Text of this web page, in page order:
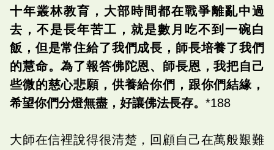
十年叢林教育，大部時間都在戰爭離亂中過
去，不是長年苦工，就是數月吃不到一碗白
飯，但是常住給了我們成長，師長培養了我們
的慧命。為了報答佛陀恩、師長恩，我把自己
些微的慈心悲願，供養給你們，跟你們結緣，
希望你們分燈無盡，好讓佛法長存。 *188
大師在信裡說得很清楚，回顧自己在萬般艱難